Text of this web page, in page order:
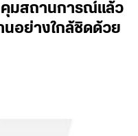
คุมสถานการณ์แล้ว
อย่างใกล้ชิดด้วย